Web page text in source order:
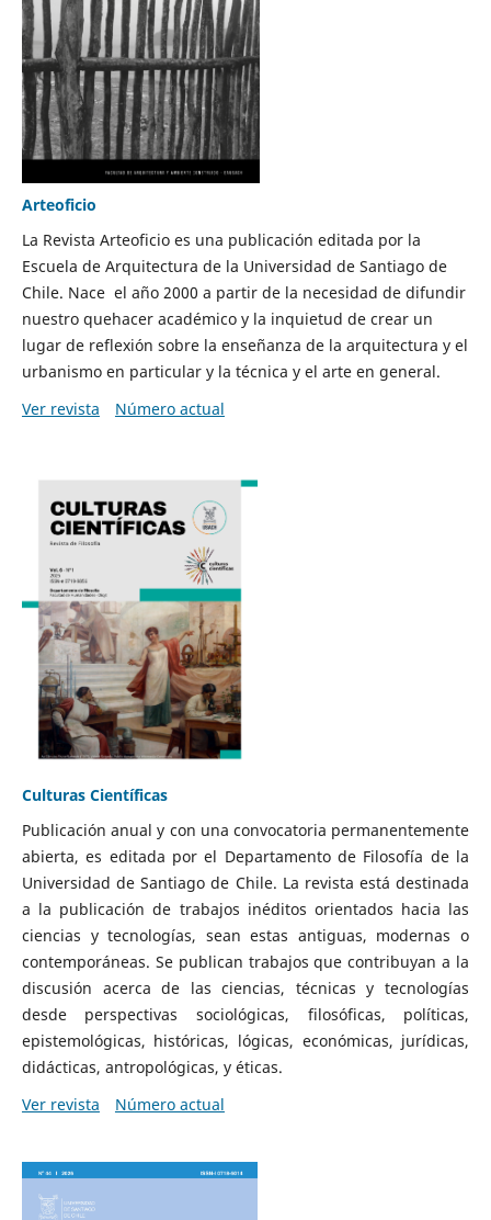
Arteoficio
La Revista Arteoficio es una publicación editada por la
Escuela de Arquitectura de la Universidad de Santiago de
Chile. Nace el año 2000 a partir de la necesidad de difundir
nuestro quehacer académico y la inquietud de crear un
lugar de reflexión sobre la enseñanza de la arquitectura y el
urbanismo en particular y la técnica y el arte en general.
Ver revista
Número actual
Culturas Científicas
Publicación anual y con una convocatoria permanentemente
abierta, es editada por el Departamento de Filosofía de la
Universidad de Santiago de Chile. La revista está destinada
a la publicación de trabajos inéditos orientados hacia las
ciencias y tecnologías, sean estas antiguas, modernas o
contemporáneas. Se publican trabajos que contribuyan a la
discusión acerca de las ciencias, técnicas y tecnologías
desde perspectivas sociológicas, filosóficas, políticas,
epistemológicas, históricas, lógicas, económicas, jurídicas,
didácticas, antropológicas, y éticas.
Ver revista
Número actual